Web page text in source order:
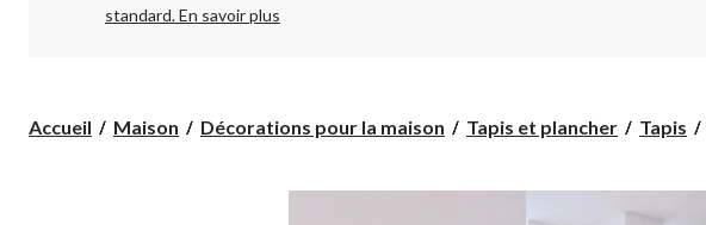
standard.En savoir plus
Accueil Maison Décorations pour la maison Tapis et plancher Tapis